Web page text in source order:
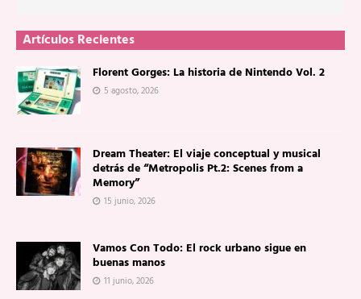
Artículos Recientes
Florent Gorges: La historia de Nintendo Vol. 2
5 agosto, 2026
Dream Theater: El viaje conceptual y musical
detrás de “Metropolis Pt.2: Scenes from a
Memory”
15 junio, 2026
Vamos Con Todo: El rock urbano sigue en
buenas manos
11 junio, 2026